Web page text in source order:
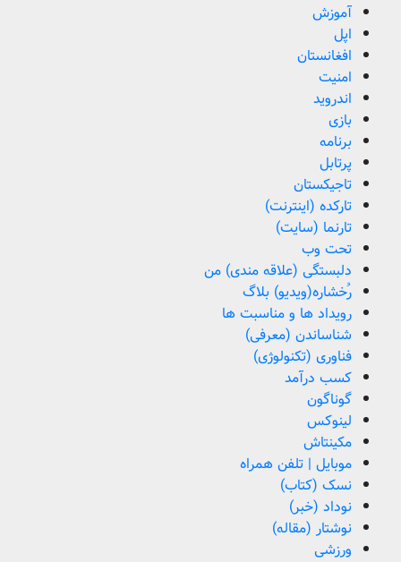
آموزش
اپل
افغانستان
امنیت
اندروید
بازی
برنامه
پرتابل
تاجیکستان
تارکده (اینترنت)
تارنما (سایت)
تحت وب
دلبستگی (علاقه مندی) من
رُخشاره(ویدیو) بلاگ
رویداد ها و مناسبت ها
شناساندن (معرفی)
فناوری (تکنولوژی)
کسب درآمد
گوناگون
لینوکس
مکینتاش
موبایل | تلفن همراه
نسک (کتاب)
نوداد (خبر)
نوشتار (مقاله)
ورزشی